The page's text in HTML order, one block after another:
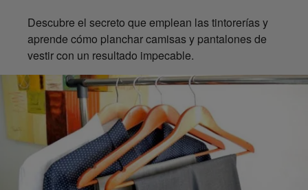
Descubre el secreto que emplean las tintorerías y
aprende cómo planchar camisas y pantalones de
vestir con un resultado impecable.